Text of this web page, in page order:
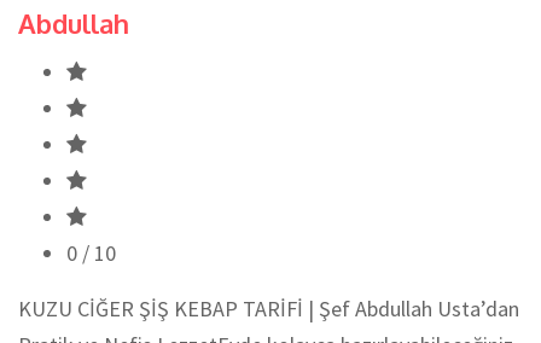
Abdullah
0 / 10
KUZU CİĞER ŞİŞ KEBAP TARİFİ | Şef Abdullah Usta’dan